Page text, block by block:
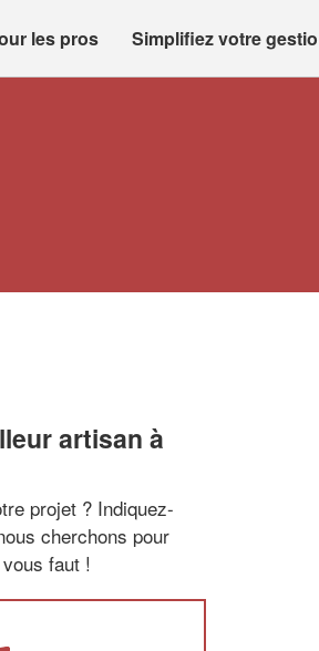
les pros Simplifiez votre
artisan à
projet ? Indiquez-
cherchons pour
faut !